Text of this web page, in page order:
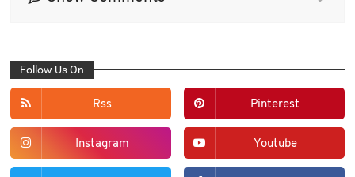
Follow Us On
Rss Pinterest
Instagram Youtube